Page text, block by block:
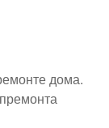
дома.